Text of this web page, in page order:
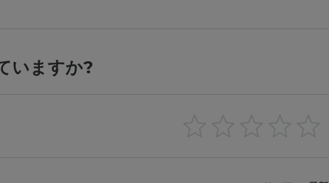
いますか?